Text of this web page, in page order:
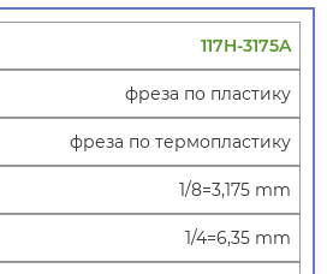
117H-3175A
фреза по пластику
фреза по термопластику
1/8=3,175 mm
1/4=6,35 mm